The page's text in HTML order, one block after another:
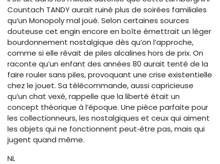
Countach TANDY aurait ruiné plus de soirées familiales
qu’un Monopoly mal joué. Selon certaines sources
douteuse cet engin encore en boîte émettrait un léger
bourdonnement nostalgique dès qu’on l’approche,
comme si elle rêvait de piles alcalines hors de prix. On
raconte qu’un enfant des années 80 aurait tenté de la
faire rouler sans piles, provoquant une crise existentielle
chez le jouet. Sa télécommande, aussi capricieuse
qu’un chat vexé, rappelle que la liberté était un
concept théorique à l’époque. Une pièce parfaite pour
les collectionneurs, les nostalgiques et ceux qui aiment
les objets qui ne fonctionnent peut‑être pas, mais qui
jugent quand même.
NL